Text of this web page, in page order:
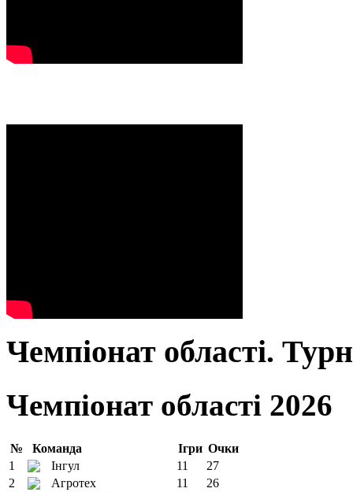
Чемпіонат області.
Чемпіонат області 2026
№ Команда Ігри Очки
1
Інгул 11
27
2
Агротех 11
26